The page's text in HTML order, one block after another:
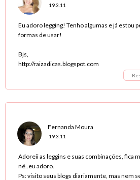
19.3.11
Eu adoro legging! Tenho algumas e já estou
formas de usar!
Bjs,
http://raizadicas.blogspot.com
Fernanda Moura
19.3.11
Adoreii as leggins e suas combinações, fica
né..eu adoro.
Ps: visito seus blogs diariamente, mas nem